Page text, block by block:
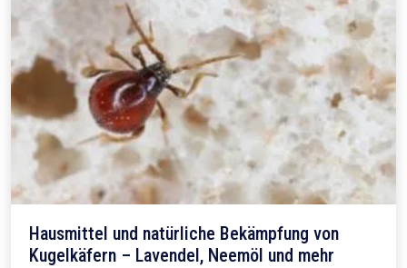
Hausmittel und natürliche Bekämpfung von
Kugelkäfern – Lavendel, Neemöl und mehr